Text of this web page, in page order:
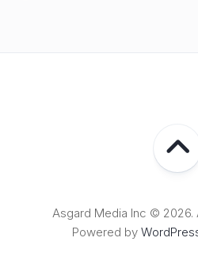
Asgard Media Inc © 2026.
Powered by